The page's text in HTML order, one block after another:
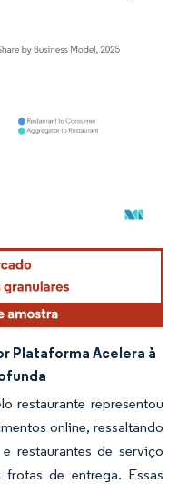
atribuição conforme CC BY 4.0.
Plataforma Acelera à
restaurante representou
online, ressaltando
restaurantes de serviço
de entrega. Essas